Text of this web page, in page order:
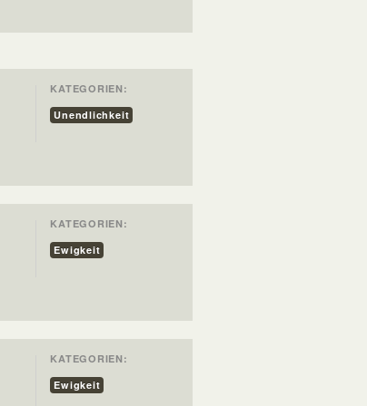
KATEGORIEN:
Unendlichkeit
KATEGORIEN:
Ewigkeit
KATEGORIEN:
Ewigkeit